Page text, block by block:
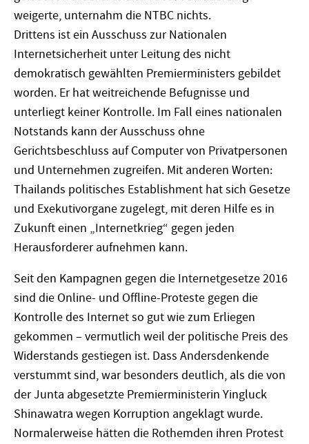
weigerte, unternahm die NTBC nichts.
Drittens ist ein Ausschuss zur Nationalen
Internetsicherheit unter Leitung des nicht
demokratisch gewählten Premierministers gebildet
worden. Er hat weitreichende Befugnisse und
unterliegt keiner Kontrolle. Im Fall eines nationalen
Notstands kann der Ausschuss ohne
Gerichtsbeschluss auf Computer von Privatpersonen
und Unternehmen zugreifen. Mit anderen Worten:
Thailands politisches Establishment hat sich Gesetze
und Exekutivorgane zugelegt, mit deren Hilfe es in
Zukunft einen „Internetkrieg“ gegen jeden
Herausforderer aufnehmen kann.
Seit den Kampagnen gegen die Internetgesetze 2016
sind die Online- und Offline-Proteste gegen die
Kontrolle des Internet so gut wie zum Erliegen
gekommen – vermutlich weil der politische Preis des
Widerstands gestiegen ist. Dass Andersdenkende
verstummt sind, war besonders deutlich, als die von
der Junta abgesetzte Premierministerin Yingluck
Shinawatra wegen Korruption angeklagt wurde.
Normalerweise hätten die Rothemden ihren Protest